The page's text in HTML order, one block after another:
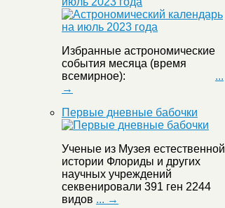
Избранные астрономические
события месяца (время
всемирное): ...
→
Первые дневные бабочки
Ученые из Музея естественной
истории Флориды и других
научных учреждений
секвенировали 391 ген 2244
видов ... →